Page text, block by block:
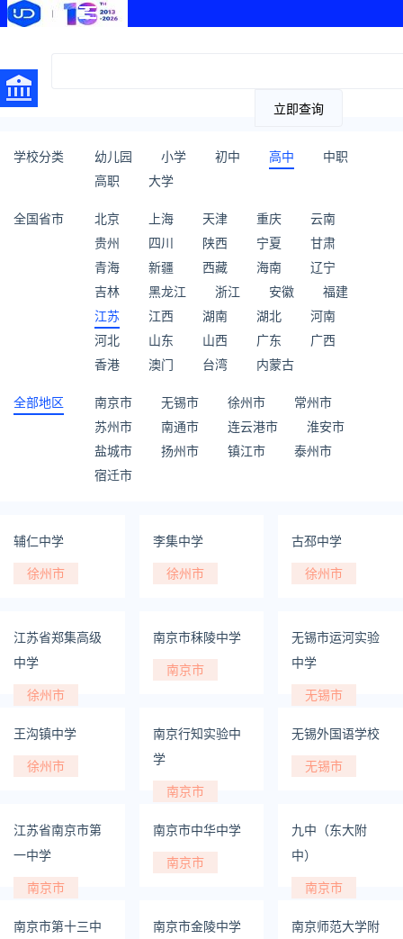
立即查询
学校分类 幼儿园 小学 初中 高中
中职
高职
大学
全国省市 北京 上海 天津 重庆
云南
贵州
四川 陕西 宁夏
甘肃
青海
新疆 西藏 海南
辽宁
吉林
黑龙江 浙江 安徽
福建
江苏
江西 湖南 湖北
河南
河北
山东 山西 广东
广西
香港
澳门 台湾 内蒙古
全部地区 南京市 无锡市 徐州市
常州市
苏州市
南通市 连云港市
淮安市
盐城市
扬州市 镇江市
泰州市
宿迁市
辅仁中学
徐州市
李集中学
徐州市
古邳中学
徐州市
江苏省郑集高级
中学
徐州市
南京市秣陵中学
南京市
无锡市运河实验
中学
无锡市
王沟镇中学
徐州市
南京行知实验中
学
南京市
无锡外国语学校
无锡市
江苏省南京市第
一中学
南京市
南京市中华中学
南京市
九中（东大附
中）
南京市
南京市第十三中
南京市金陵中学
南京师范大学附